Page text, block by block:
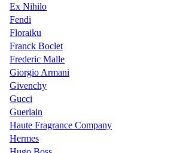
Ex Nihilo
Fendi
Floraiku
Franck Boclet
Frederic Malle
Giorgio Armani
Givenchy
Gucci
Guerlain
Haute Fragrance Company
Hermes